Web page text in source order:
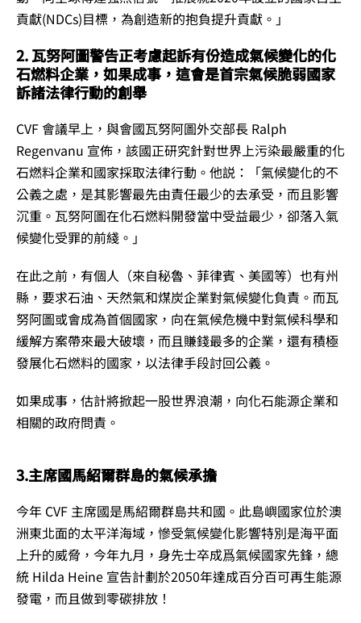
貢獻(NDCs)目標，為創造新的抱負提升貢獻。」
2. 瓦努阿圖警告正考慮起訴有份造成氣候變化的化
石燃料企業，如果成事，這會是首宗氣候脆弱國家
訴諸法律行動的創舉
CVF 會議早上，與會國瓦努阿圖外交部長 Ralph
Regenvanu 宣佈，該國正研究針對世界上污染最嚴重的化
石燃料企業和國家採取法律行動。他説：「氣候變化的不
公義之處，是其影響最先由責任最少的去承受，而且影響
沉重。瓦努阿圖在化石燃料開發當中受益最少，卻落入氣
候變化受罪的前綫。」
在此之前，有個人（來自秘魯、菲律賓、美國等）也有州
縣，要求石油、天然氣和煤炭企業對氣候變化負責。而瓦
努阿圖或會成為首個國家，向在氣候危機中對氣候科學和
緩解方案帶來最大破壞，而且賺錢最多的企業，還有積極
發展化石燃料的國家，以法律手段討回公義。
如果成事，估計將掀起一股世界浪潮，向化石能源企業和
相關的政府問責。
3.主席國馬紹爾群島的氣候承擔
今年 CVF 主席國是馬紹爾群島共和國。此島嶼國家位於澳
洲東北面的太平洋海域，慘受氣候變化影響特別是海平面
上升的威脅，今年九月，身先士卒成爲氣候國家先鋒，總
統 Hilda Heine 宣告計劃於2050年達成百分百可再生能源
發電，而且做到零碳排放！